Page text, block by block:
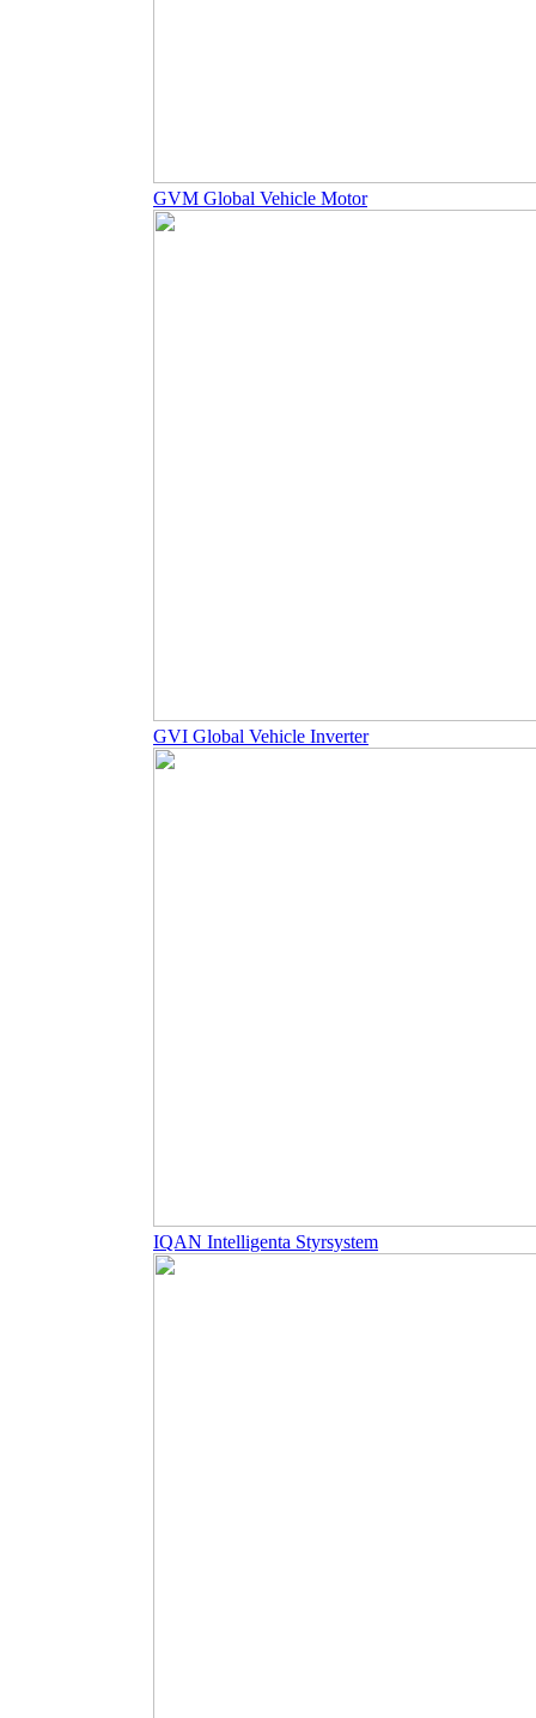
GVM Global Vehicle Motor
GVI Global Vehicle Inverter
IQAN Intelligenta Styrsystem